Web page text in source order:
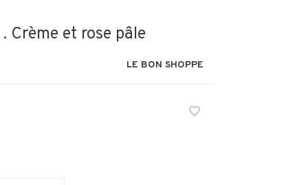
Crème et rose pâle
LE BON SHOPPE